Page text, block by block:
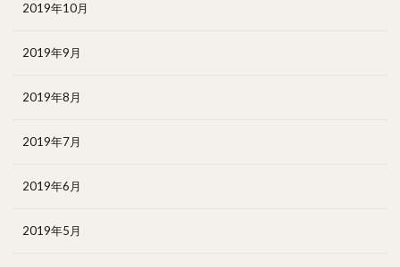
2019年10月
2019年9月
2019年8月
2019年7月
2019年6月
2019年5月